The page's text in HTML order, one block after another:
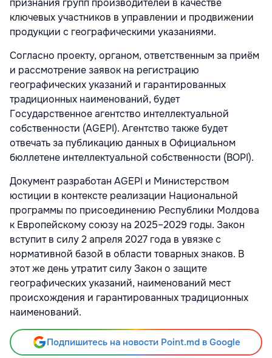
признания групп производителей в качестве
ключевых участников в управлении и продвижении
продукции с географическими указаниями.
Согласно проекту, органом, ответственным за приём
и рассмотрение заявок на регистрацию
географических указаний и гарантированных
традиционных наименований, будет
Государственное агентство интеллектуальной
собственности (AGEPI). Агентство также будет
отвечать за публикацию данных в Официальном
бюллетене интеллектуальной собственности (BOPI).
Документ разработан AGEPI и Министерством
юстиции в контексте реализации Национальной
программы по присоединению Республики Молдова
к Европейскому союзу на 2025–2029 годы. Закон
вступит в силу 2 апреля 2027 года в увязке с
нормативной базой в области товарных знаков. В
этот же день утратит силу Закон о защите
географических указаний, наименований мест
происхождения и гарантированных традиционных
наименований.
Подпишитесь на новости Point.md в Google